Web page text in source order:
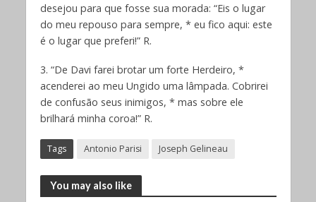
desejou para que fosse sua morada: “Eis o lugar
do meu repouso para sempre, * eu fico aqui: este
é o lugar que preferi!” R.
3. “De Davi farei brotar um forte Herdeiro, *
acenderei ao meu Ungido uma lâmpada. Cobrirei
de confusão seus inimigos, * mas sobre ele
brilhará minha coroa!” R.
Tags Antonio Parisi Joseph Gelineau
You may also like